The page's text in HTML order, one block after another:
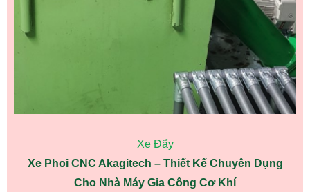
Xe Đẩy
Xe Phoi CNC Akagitech – Thiết Kế Chuyên Dụng
Cho Nhà Máy Gia Công Cơ Khí